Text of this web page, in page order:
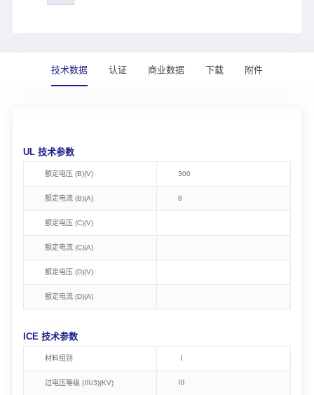
技术数据 认证 商业数据 下载 附件
UL 技术参数
额定电压 (B)(V) 300
额定电流 (B)(A) 8
额定电压 (C)(V)
额定电流 (C)(A)
额定电压 (D)(V)
额定电流 (D)(A)
ICE 技术参数
材料组别
过电压等级 (Ⅲ/3)(KV)